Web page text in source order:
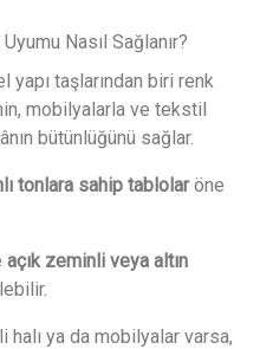
Nasıl Sağlanır?
taşlarından biri renk
mobilyalarla ve tekstil
bütünlüğünü sağlar.
tonlara sahip tablolaröne
açık zeminli veya altın
ya da mobilyalar varsa,